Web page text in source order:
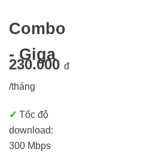
Combo
- Giga
230.000 đ
/tháng
✓ Tốc độ
download:
300 Mbps